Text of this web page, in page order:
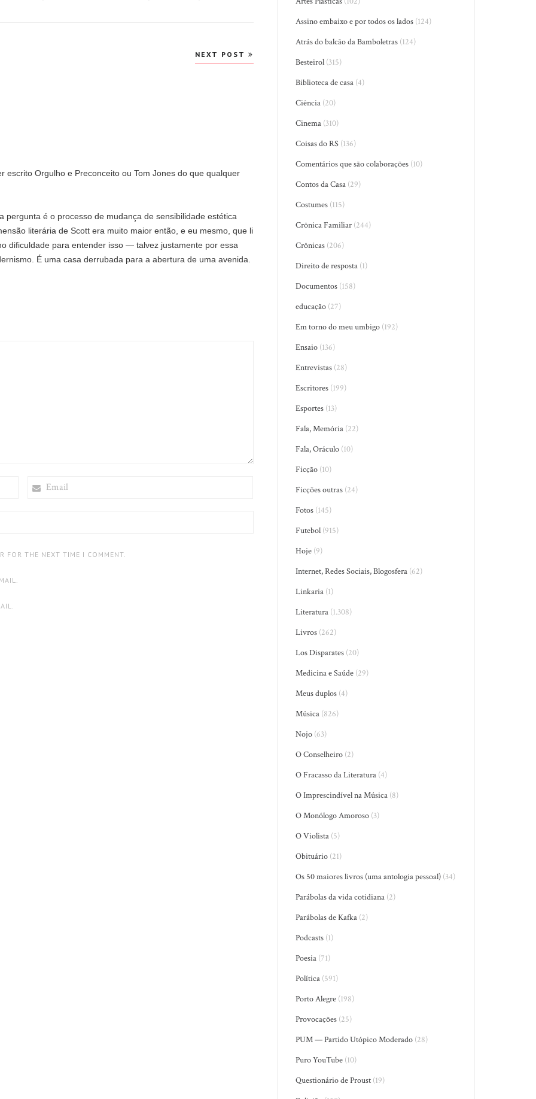
NEXT POST
escrito Orgulho e Preconceito ou Tom Jones do que qualquer
pergunta é o processo de mudança de sensibilidade estética
literária de Scott era muito maior então, e eu mesmo, que li
dificuldade para entender isso — talvez justamente por essa
É uma casa derrubada para a abertura de uma avenida.
FOR THE NEXT TIME I COMMENT.
Assino embaixo e por todos os lados (124)
Atrás do balcão da Bamboletras (124)
Besteirol (315)
Biblioteca de casa (4)
Ciência (20)
Cinema (310)
Coisas do RS (136)
Comentários que são colaborações (10)
Contos da Casa (29)
Costumes (115)
Crônica Familiar (244)
Crônicas (206)
Direito de resposta (1)
Documentos (158)
educação (27)
Em torno do meu umbigo (192)
Ensaio (136)
Entrevistas (28)
Escritores (199)
Esportes (13)
Fala, Memória (22)
Fala, Oráculo (10)
Ficção (10)
Ficções outras (24)
Fotos (145)
Futebol (915)
Hoje (9)
Internet, Redes Sociais, Blogosfera (62)
Linkaria (1)
Literatura (1.308)
Livros (262)
Los Disparates (20)
Medicina e Saúde (29)
Meus duplos (4)
Música (826)
Nojo (63)
O Conselheiro (2)
O Fracasso da Literatura (4)
O Imprescindível na Música (8)
O Monólogo Amoroso (3)
O Violista (5)
Obituário (21)
Os 50 maiores livros (uma antologia pessoal) (34)
Parábolas da vida cotidiana (2)
Parábolas de Kafka (2)
Podcasts (1)
Poesia (71)
Política (591)
Porto Alegre (198)
Provocações (25)
PUM — Partido Utópico Moderado (28)
Puro YouTube (10)
Questionário de Proust (19)